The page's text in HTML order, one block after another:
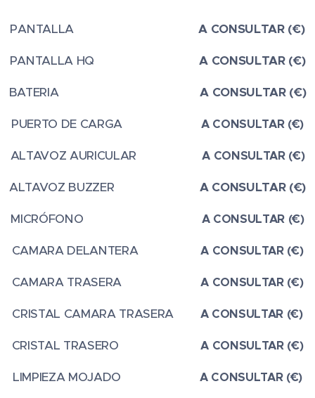
PANTALLAA CONSULTAR (€)
PANTALLA HQ A CONSULTAR (€)
BATERIAA CONSULTAR (€)
PUERTO DE CARGAA CONSULTAR (€)
ALTAVOZ AURICULARA CONSULTAR (€)
ALTAVOZ BUZZER A CONSULTAR (€)
MICRÓFONO A CONSULTAR (€)
CAMARA DELANTERAA CONSULTAR (€)
CAMARA TRASERAA CONSULTAR (€)
CRISTAL CAMARA TRASERA A CONSULTAR (€)
CRISTAL TRASEROA CONSULTAR (€)
LIMPIEZA MOJADOA CONSULTAR (€)